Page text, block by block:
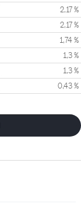
2,17 %
2,17 %
1,74 %
1,3 %
1,3 %
0,43 %